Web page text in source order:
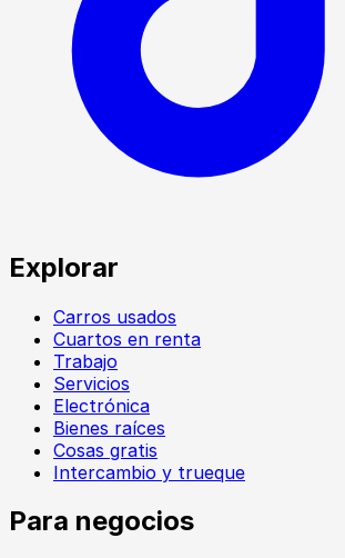
Explorar
Carros usados
Cuartos en renta
Trabajo
Servicios
Electrónica
Bienes raíces
Cosas gratis
Intercambio y trueque
Para negocios